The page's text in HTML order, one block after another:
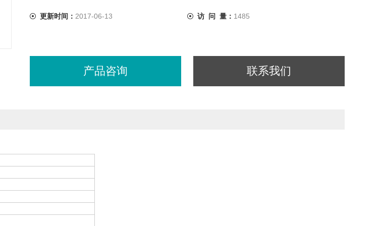
更新时间： 2017-06-13 访 问 量： 1485
产品咨询 联系我们